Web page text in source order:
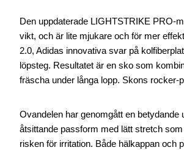
Den uppdaterade LIGHTSTRIKE PRO-
vikt, och är lite mjukare och för mer
2.0, Adidas innovativa svar på
löpsteg. Resultatet är en sko som
fräscha under långa lopp. Skons rocker-
Ovandelen har genomgått en
åtsittande passform med lätt stretch
risken för irritation. Både hälkappan och